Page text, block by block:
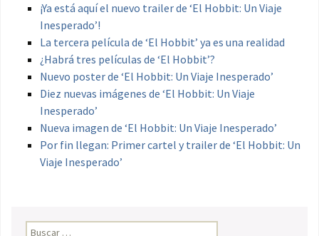
¡Ya está aquí el nuevo trailer de ‘El Hobbit: Un Viaje
Inesperado’!
La tercera película de ‘El Hobbit’ ya es una realidad
¿Habrá tres películas de ‘El Hobbit’?
Nuevo poster de ‘El Hobbit: Un Viaje Inesperado’
Diez nuevas imágenes de ‘El Hobbit: Un Viaje
Inesperado’
Nueva imagen de ‘El Hobbit: Un Viaje Inesperado’
Por fin llegan: Primer cartel y trailer de ‘El Hobbit: Un
Viaje Inesperado’
Buscar: